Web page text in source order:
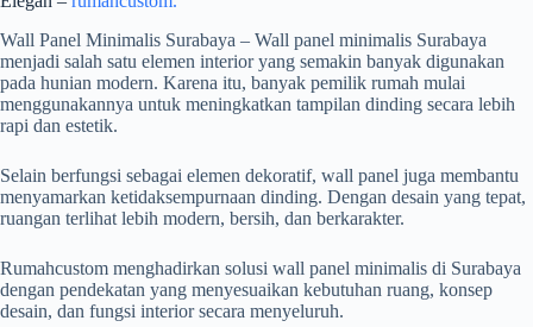
Wall Panel Minimalis Surabaya – Wall panel minimalis Surabaya
menjadi salah satu elemen interior yang semakin banyak digunakan
pada hunian modern. Karena itu, banyak pemilik rumah mulai
menggunakannya untuk meningkatkan tampilan dinding secara lebih
rapi dan estetik.
Selain berfungsi sebagai elemen dekoratif, wall panel juga membantu
menyamarkan ketidaksempurnaan dinding. Dengan desain yang tepat,
ruangan terlihat lebih modern, bersih, dan berkarakter.
Rumahcustom menghadirkan solusi wall panel minimalis di Surabaya
dengan pendekatan yang menyesuaikan kebutuhan ruang, konsep
desain, dan fungsi interior secara menyeluruh.